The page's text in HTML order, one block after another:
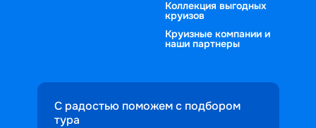
Коллекция выгодных
круизов
Круизные компании и
наши партнеры
С радостью поможем с подбором
тура